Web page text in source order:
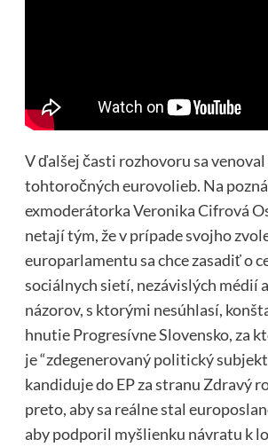
V ďalšej časti rozhovoru sa
tohtoročných eurovolieb. Na
exmoderátorka Veronika Cifrová
netají tým, že v prípade svojho
europarlamentu sa chce zasadiť o
sociálnych sietí, nezávislých médií
názorov, s ktorými nesúhlasí,
hnutie Progresívne Slovensko, za
je “zdegenerovaný politický
kandiduje do EP za stranu Zdravý
preto, aby sa reálne stal
aby podporil myšlienku návratu k